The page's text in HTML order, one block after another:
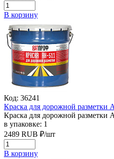
В корзину
Код: 36241
Краска для дорожной разметки
Краска для дорожной разметки
в упаковке: 1
2489 RUB ₽/шт
В корзину